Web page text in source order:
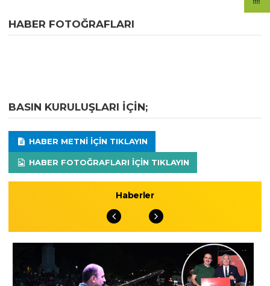
HABER FOTOĞRAFLARI
BASIN KURULUŞLARI IÇIN;
HABER METNI IÇIN TIKLAYIN
HABER FOTOĞRAFLARI IÇIN TIKLAYIN
Haberler